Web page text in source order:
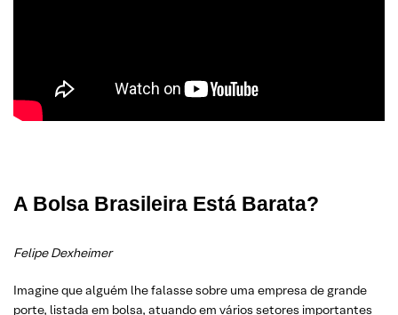
A Bolsa Brasileira Está Barata?
Felipe Dexheimer
Imagine que alguém lhe falasse sobre uma empresa de grande
porte, listada em bolsa, atuando em vários setores importantes